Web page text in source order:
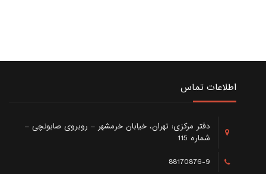
اطلاعات تماس
دفتر مرکزی: تهران، خیابان خرمشهر – روبروی صابونچی –
شماره 115
88170876-9